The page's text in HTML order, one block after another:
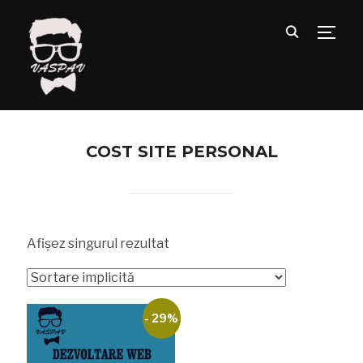
COST SITE PERSONAL
Afișez singurul rezultat
- 29%